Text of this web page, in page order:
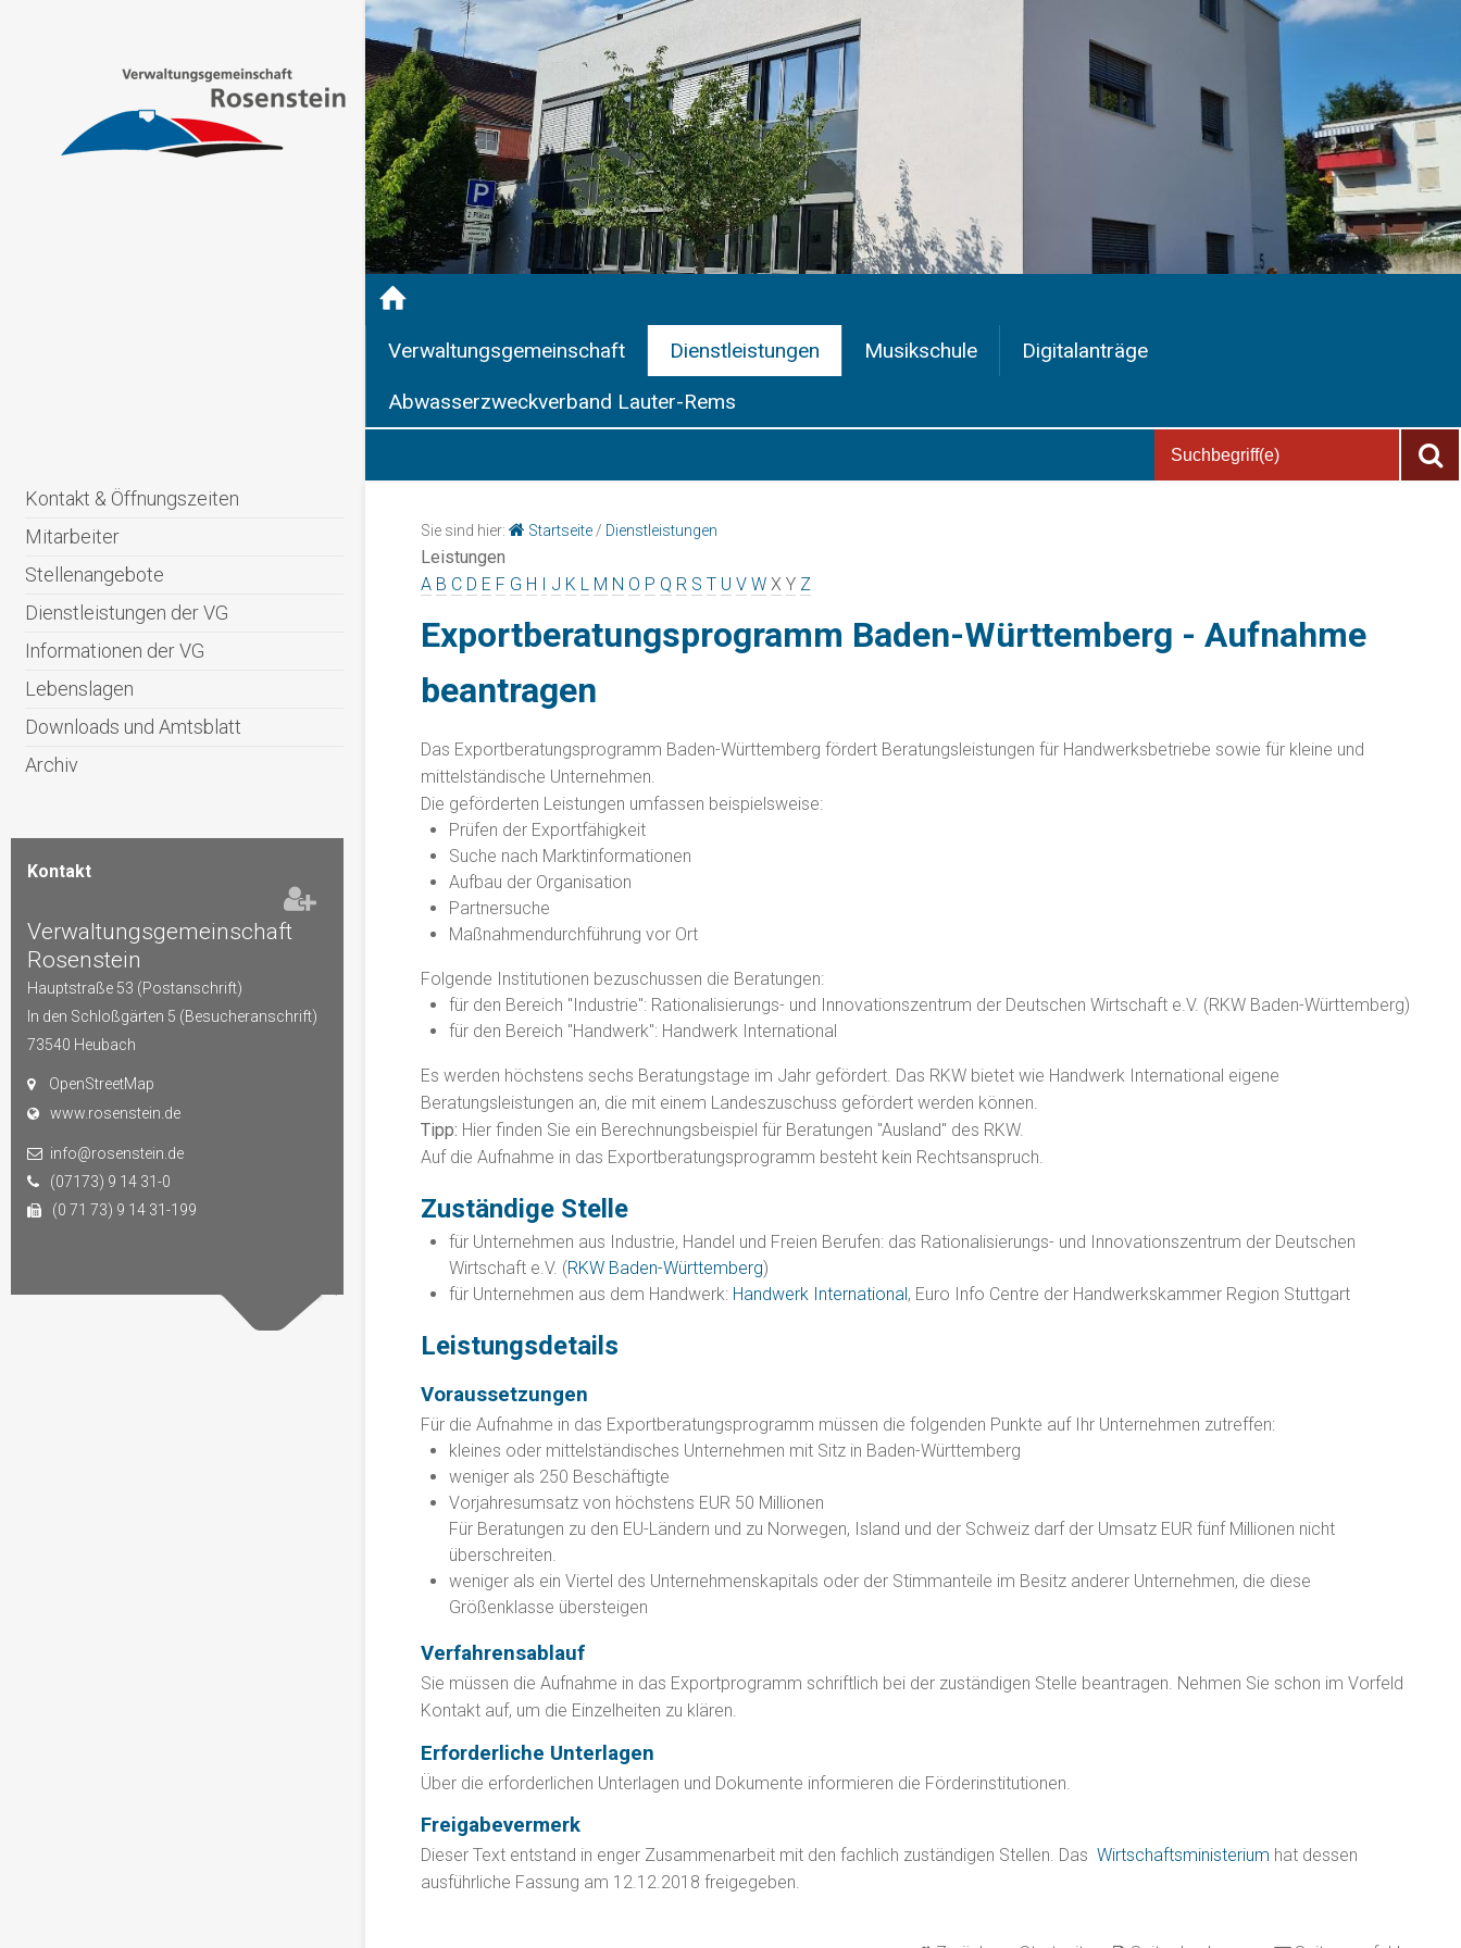
Verwaltungsgemeinschaft Dienstleistungen Musikschule Digitalanträge
Abwasserzweckverband Lauter-Rems
Kontakt & Öffnungszeiten
Mitarbeiter
Stellenangebote
Dienstleistungen der VG
Informationen der VG
Lebenslagen
Downloads und Amtsblatt
Archiv
Kontakt
Verwaltungsgemeinschaft
Rosenstein
Hauptstraße 53 (Postanschrift)
In den Schloßgärten 5 (Besucheranschrift)
73540 Heubach
OpenStreetMap
www.rosenstein.de
info@rosenstein.de
(07173) 9 14 31-0
(0 71 73) 9 14 31-199
Sie sind hier: Startseite / Dienstleistungen
Leistungen
A B C D E F G H I J K L M N O P Q R S T U V W X Y Z
Exportberatungsprogramm Baden-Württemberg - Aufnahme
beantragen
Das Exportberatungsprogramm Baden-Württemberg fördert Beratungsleistungen für Handwerksbetriebe sowie für kleine und
mittelständische Unternehmen.
Die geförderten Leistungen umfassen beispielsweise:
Prüfen der Exportfähigkeit
Suche nach Marktinformationen
Aufbau der Organisation
Partnersuche
Maßnahmendurchführung vor Ort
Folgende Institutionen bezuschussen die Beratungen:
für den Bereich "Industrie": Rationalisierungs- und Innovationszentrum der Deutschen Wirtschaft e.V. (RKW Baden-Württemberg)
für den Bereich "Handwerk": Handwerk International
Es werden höchstens sechs Beratungstage im Jahr gefördert. Das RKW bietet wie Handwerk International eigene
Beratungsleistungen an, die mit einem Landeszuschuss gefördert werden können.
Tipp: Hier finden Sie ein Berechnungsbeispiel für Beratungen "Ausland" des RKW.
Auf die Aufnahme in das Exportberatungsprogramm besteht kein Rechtsanspruch.
Zuständige Stelle
für Unternehmen aus Industrie, Handel und Freien Berufen: das Rationalisierungs- und Innovationszentrum der Deutschen
Wirtschaft e.V. (RKW Baden-Württemberg)
für Unternehmen aus dem Handwerk: Handwerk International, Euro Info Centre der Handwerkskammer Region Stuttgart
Leistungsdetails
Voraussetzungen
Für die Aufnahme in das Exportberatungsprogramm müssen die folgenden Punkte auf Ihr Unternehmen zutreffen:
kleines oder mittelständisches Unternehmen mit Sitz in Baden-Württemberg
weniger als 250 Beschäftigte
Vorjahresumsatz von höchstens EUR 50 Millionen
Für Beratungen zu den EU-Ländern und zu Norwegen, Island und der Schweiz darf der Umsatz EUR fünf Millionen nicht
überschreiten.
weniger als ein Viertel des Unternehmenskapitals oder der Stimmanteile im Besitz anderer Unternehmen, die diese
Größenklasse übersteigen
Verfahrensablauf
Sie müssen die Aufnahme in das Exportprogramm schriftlich bei der zuständigen Stelle beantragen. Nehmen Sie schon im Vorfeld
Kontakt auf, um die Einzelheiten zu klären.
Erforderliche Unterlagen
Über die erforderlichen Unterlagen und Dokumente informieren die Förderinstitutionen.
Freigabevermerk
Dieser Text entstand in enger Zusammenarbeit mit den fachlich zuständigen Stellen. Das Wirtschaftsministerium hat dessen
ausführliche Fassung am 12.12.2018 freigegeben.